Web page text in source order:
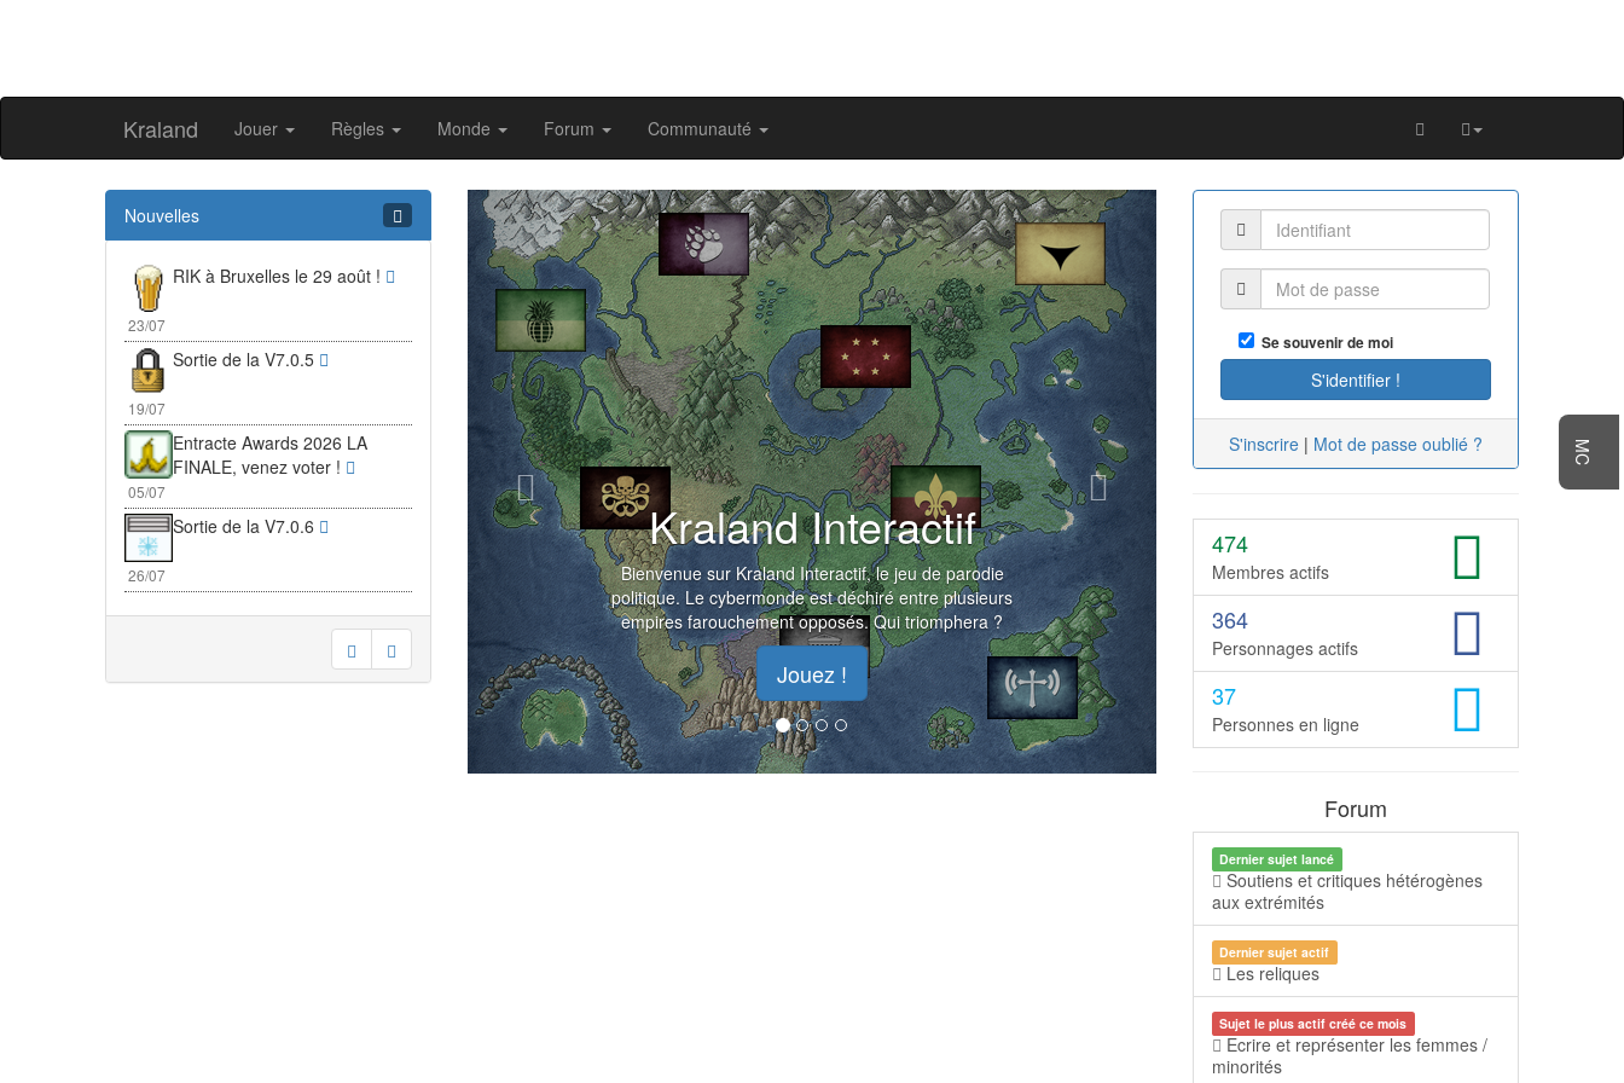
Kraland Jouer Règles Monde Forum Communauté
Nouvelles
23/07
RIK à Bruxelles le 29 août !
19/07
Sortie de la V7.0.5
05/07
Entracte Awards 2026 LA
FINALE, venez voter !
26/07
Sortie de la V7.0.6 Kraland Interactif
Bienvenue sur Kraland Interactif, le jeu de parodie
politique. Le cybermonde est déchiré entre plusieurs
empires farouchement opposés. Qui triomphera ?
Jouez !
Previous Next
Se souvenir de moi
S'inscrire | Mot de passe oublié ?
474
Membres actifs
364
Personnages actifs
37
Personnes en ligne
Forum
Dernier sujet lancé
Soutiens et critiques hétérogènes
aux extrémités
Dernier sujet actif
Les reliques
Sujet le plus actif créé ce mois
Ecrire et représenter les femmes /
minorités
MC